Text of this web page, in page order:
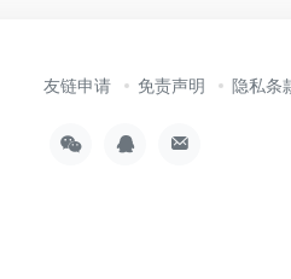
友链申请 免责声明 隐私条